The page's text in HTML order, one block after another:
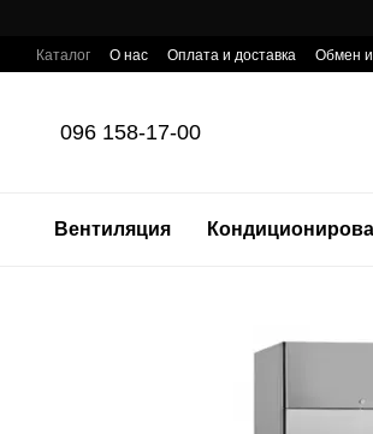
Каталог О нас Оплата и доставка Обмен и
096 158-17-00
Вентиляция